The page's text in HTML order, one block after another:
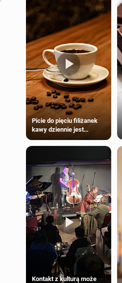
Picie do pięciu filiżanek
kawy dziennie jest
większości dorosłych
Kontakt z kulturą może